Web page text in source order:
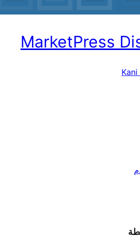
MarketPress
Kani